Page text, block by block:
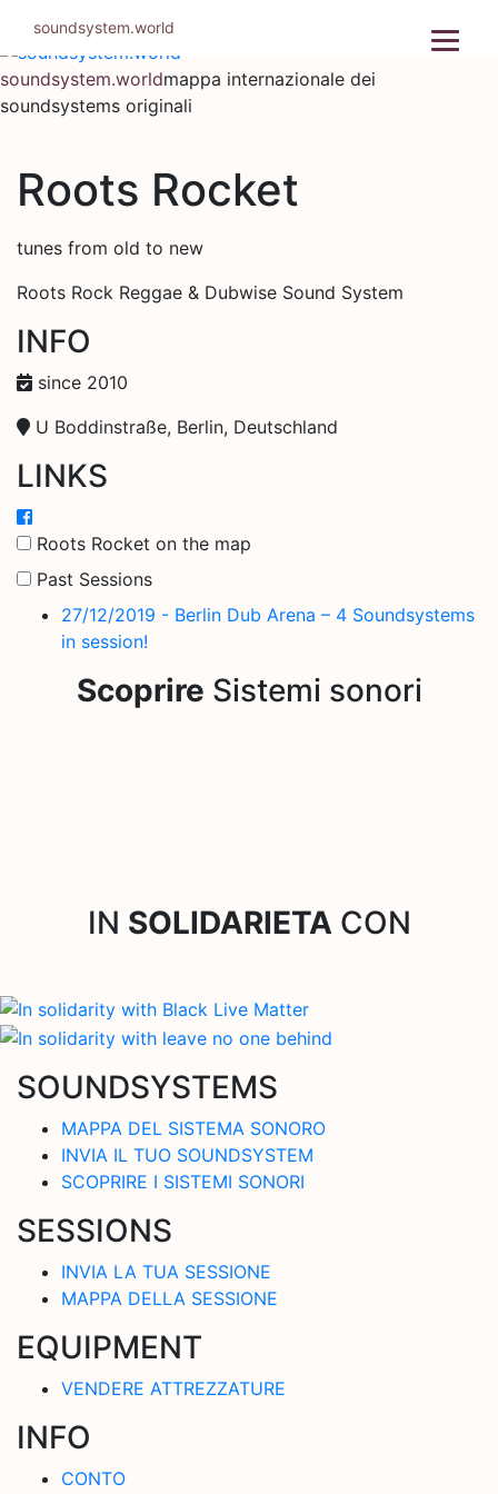
contenuto
soundsystem.worldmappa internazionale dei
soundsystems originali
Roots Rocket
tunes from old to new
Roots Rock Reggae & Dubwise Sound System
INFO
since 2010
U Boddinstraße, Berlin, Deutschland
LINKS
Roots Rocket on the map
Past Sessions
27/12/2019 - Berlin Dub Arena – 4 Soundsystems
in session!
Scoprire Sistemi sonori
IN SOLIDARIETA CON
SOUNDSYSTEMS
MAPPA DEL SISTEMA SONORO
INVIA IL TUO SOUNDSYSTEM
SCOPRIRE I SISTEMI SONORI
SESSIONS
INVIA LA TUA SESSIONE
MAPPA DELLA SESSIONE
EQUIPMENT
VENDERE ATTREZZATURE
INFO
CONTO
soundsystem.world